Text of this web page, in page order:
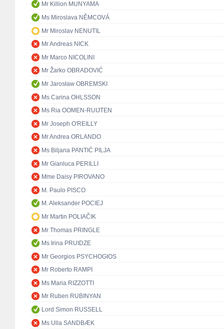
Mr Killion MUNYAMA
Ms Miroslava NĚMCOVÁ
Mr Miroslav NENUTIL
Mr Andreas NICK
Mr Marco NICOLINI
Mr Žarko OBRADOVIĆ
Mr Jarosław OBREMSKI
Ms Carina OHLSSON
Ms Ria OOMEN-RUIJTEN
Mr Joseph O'REILLY
Mr Andrea ORLANDO
Ms Biljana PANTIĆ PILJA
Mr Gianluca PERILLI
Mme Daisy PIROVANO
M. Paulo PISCO
M. Aleksander POCIEJ
Mr Martin POLIAČIK
Mr Thomas PRINGLE
Ms Irina PRUIDZE
Mr Georgios PSYCHOGIOS
Mr Roberto RAMPI
Ms Maria RIZZOTTI
Mr Ruben RUBINYAN
Lord Simon RUSSELL
Ms Ulla SANDBÆK